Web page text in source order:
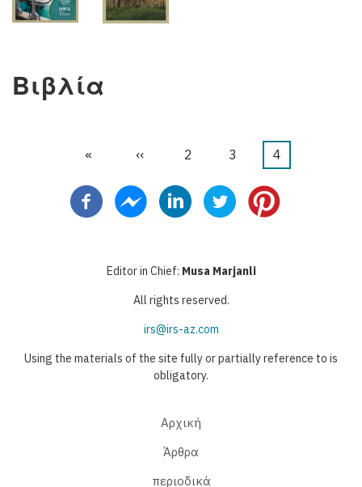
Βιβλία
First
«
Προηγούμενη
‹‹ Σελίδα
2 Σελίδα
3
Τρέχουσα
4
Editor in Chief: Musa Marjanli
All rights reserved.
irs@irs-az.com
Using the materials of the site fully or partially reference to is
obligatory.
Αρχική
Άρθρα
περιοδικά